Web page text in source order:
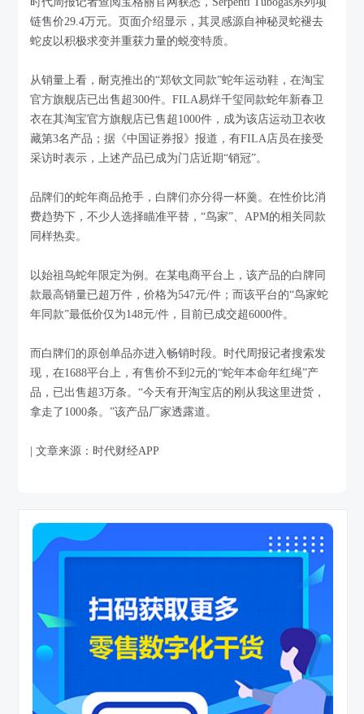
链售价29.4万元。页面介绍显示，其灵感源自神秘灵蛇褪去
蛇皮以积极求变并重获力量的蜕变特质。
从销量上看，耐克推出的“郑钦文同款”蛇年运动鞋，在淘宝
官方旗舰店已出售超300件。FILA易烊千玺同款蛇年新春卫
衣在其淘宝官方旗舰店已售超1000件，成为该店运动卫衣收
藏第3名产品；据《中国证券报》报道，有FILA店员在接受
采访时表示，上述产品已成为门店近期“销冠”。
品牌们的蛇年商品抢手，白牌们亦分得一杯羹。在性价比消
费趋势下，不少人选择瞄准平替，“鸟家”、APM的相关同款
同样热卖。
以始祖鸟蛇年限定为例。在某电商平台上，该产品的白牌同
款最高销量已超万件，价格为547元/件；而该平台的“鸟家蛇
年同款”最低价仅为148元/件，目前已成交超6000件。
而白牌们的原创单品亦进入畅销时段。时代周报记者搜索发
现，在1688平台上，有售价不到2元的“蛇年本命年红绳”产
品，已出售超3万条。“今天有开淘宝店的刚从我这里进货，
拿走了1000条。”该产品厂家透露道。
| 文章来源：时代财经APP